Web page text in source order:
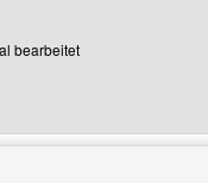
bearbeitet